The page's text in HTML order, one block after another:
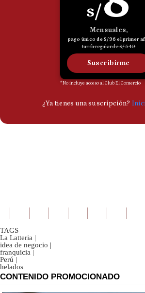
TAGS
La Latteria |
idea de negocio |
franquicia |
Perú |
helados